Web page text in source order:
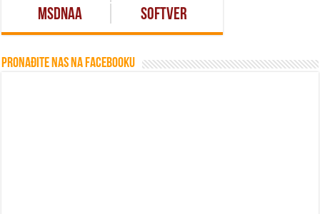
MSDNAA Softver
Pronađite nas na Facebooku